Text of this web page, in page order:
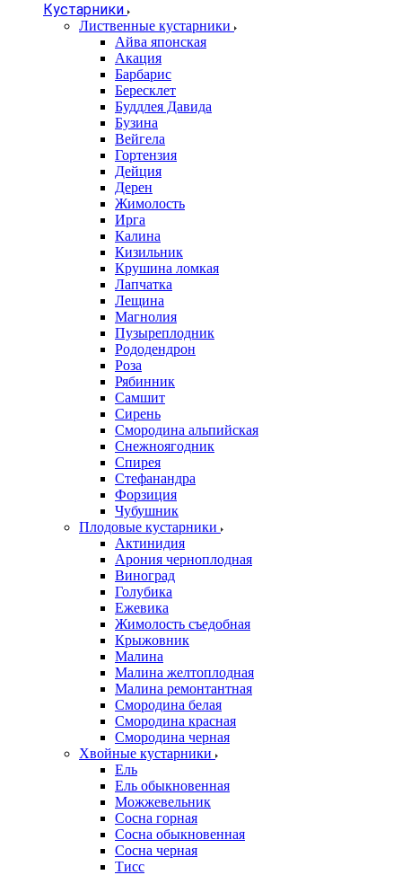
Кустарники
Лиственные кустарники
Айва японская
Акация
Барбарис
Бересклет
Буддлея Давида
Бузина
Вейгела
Гортензия
Дейция
Дерен
Жимолость
Ирга
Калина
Кизильник
Крушина ломкая
Лапчатка
Лещина
Магнолия
Пузыреплодник
Рододендрон
Роза
Рябинник
Самшит
Сирень
Смородина альпийская
Снежноягодник
Спирея
Стефанандра
Форзиция
Чубушник
Плодовые кустарники
Актинидия
Арония черноплодная
Виноград
Голубика
Ежевика
Жимолость съедобная
Крыжовник
Малина
Малина желтоплодная
Малина ремонтантная
Смородина белая
Смородина красная
Смородина черная
Хвойные кустарники
Ель
Ель обыкновенная
Можжевельник
Сосна горная
Сосна обыкновенная
Сосна черная
Тисс